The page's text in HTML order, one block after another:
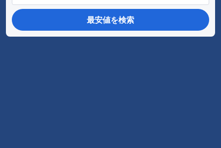
最安値を検索